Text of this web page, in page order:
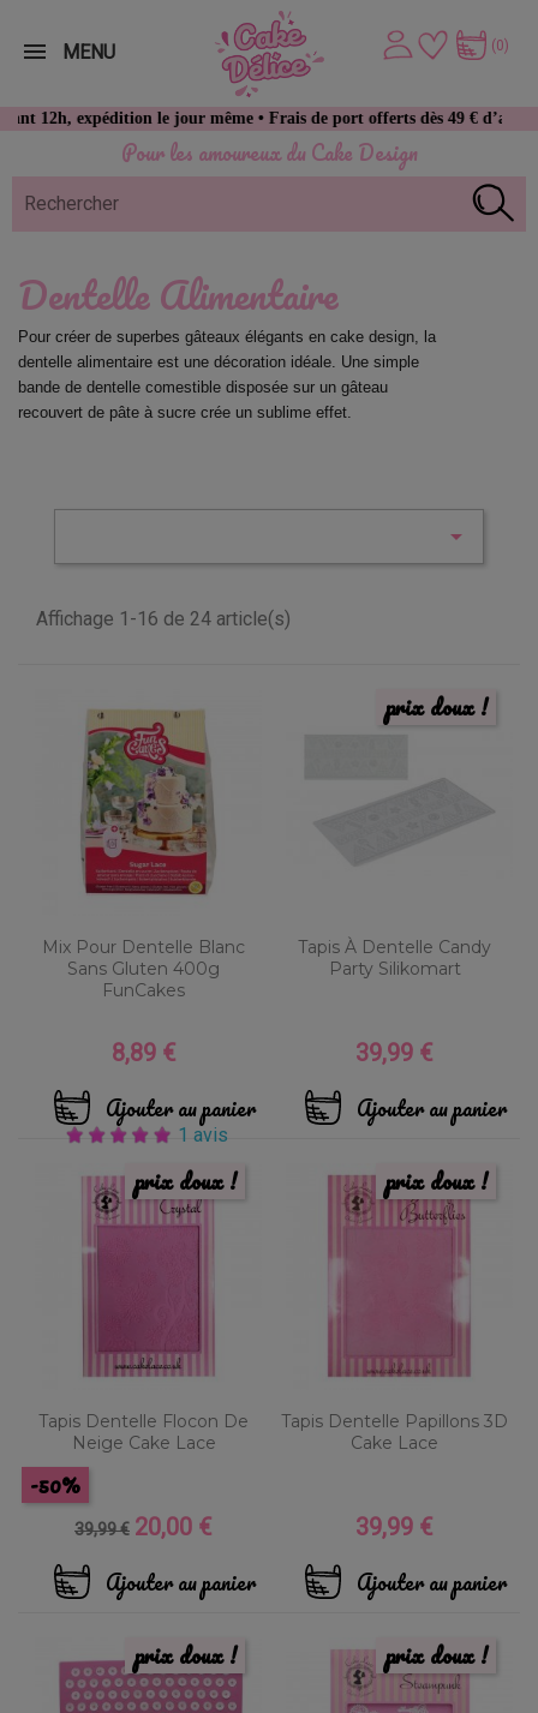
Pour les amoureux du Cake Design
expédition le jour même • Frais de port offerts dès 49 € d’achat
(0)
MENU
Dentelle Alimentaire
Pour créer de superbes gâteaux élégants en cake design, la
dentelle alimentaire est une décoration idéale. Une simple
bande de dentelle comestible disposée sur un gâteau
recouvert de pâte à sucre crée un sublime effet.

Affichage 1-16 de 24 article(s)
Mix Pour Dentelle Blanc
Sans Gluten 400g
FunCakes
Prix
8,89 €
Ajouter au panier
1 avis
Tapis À Dentelle Candy
Party Silikomart
Prix
39,99 €
Ajouter au panier
prix doux !
Tapis Dentelle Flocon De
Neige Cake Lace
Prix
base
39,99 €
-50%
Prix
20,00 €
Ajouter au panier
prix doux !
Tapis Dentelle Papillons 3D
Cake Lace
Prix
39,99 €
Ajouter au panier
prix doux !
prix doux ! prix doux !